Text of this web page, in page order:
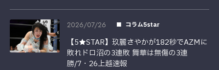
2026/07/26 コラム5star
【5★STAR】玖麗さやかが182秒でAZMに
敗れドロ沼の3連敗 舞華は無傷の3連
勝/7・26上越速報